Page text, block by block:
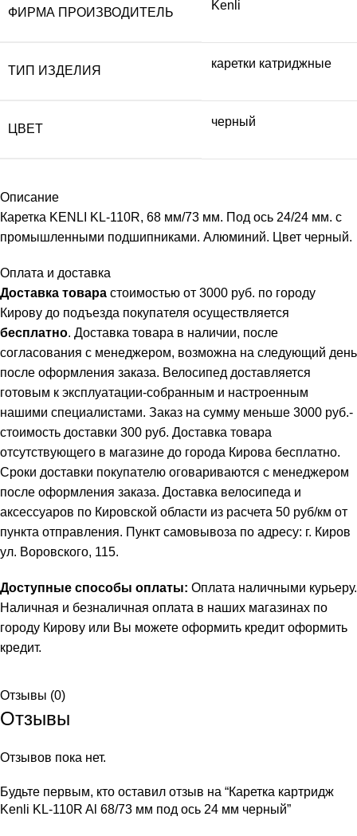
ФИРМА ПРОИЗВОДИТЕЛЬ
Kenli
ТИП ИЗДЕЛИЯ
каретки катриджные
ЦВЕТ
черный
Описание
Каретка KENLI KL-110R, 68 мм/73 мм. Под ось 24/24 мм. с
промышленными подшипниками. Алюминий. Цвет черный.
Оплата и доставка
Доставка товара стоимостью от 3000 руб. по городу
Кирову до подъезда покупателя осуществляется
бесплатно. Доставка товара в наличии, после
согласования с менеджером, возможна на следующий день
после оформления заказа. Велосипед доставляется
готовым к эксплуатации-собранным и настроенным
нашими специалистами. Заказ на сумму меньше 3000 руб.-
стоимость доставки 300 руб. Доставка товара
отсутствующего в магазине до города Кирова бесплатно.
Сроки доставки покупателю оговариваются с менеджером
после оформления заказа. Доставка велосипеда и
аксессуаров по Кировской области из расчета 50 руб/км от
пункта отправления. Пункт самовывоза по адресу: г. Киров
ул. Воровского, 115.
Доступные способы оплаты: Оплата наличными курьеру.
Наличная и безналичная оплата в наших магазинах по
городу Кирову или Вы можете оформить кредит оформить
кредит.
Отзывы (0)
Отзывы
Отзывов пока нет.
Будьте первым, кто оставил отзыв на “Каретка картридж
Kenli KL-110R Al 68/73 мм под ось 24 мм черный”